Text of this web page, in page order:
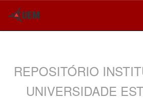
REPOSITÓRIO
UNIVERSIDADE